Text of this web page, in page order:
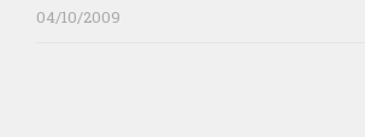
04/10/2009